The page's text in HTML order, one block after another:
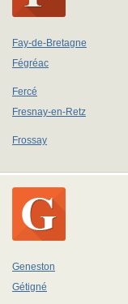
Fay-de-Bretagne
Fégréac
Fercé
Fresnay-en-Retz
Frossay
Geneston
Gétigné